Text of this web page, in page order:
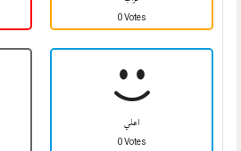
0 Votes
اعلي
0 Votes